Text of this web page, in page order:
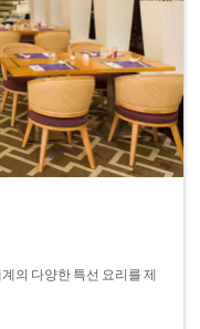
의 다양한 특선 요리를 제